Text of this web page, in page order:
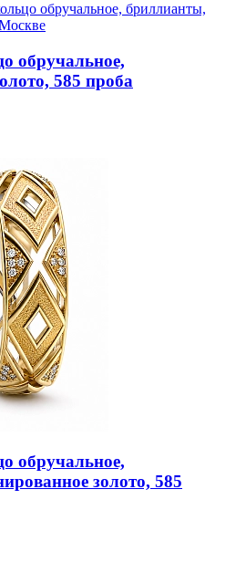
обручальное,
585 проба
обручальное,
золото, 585